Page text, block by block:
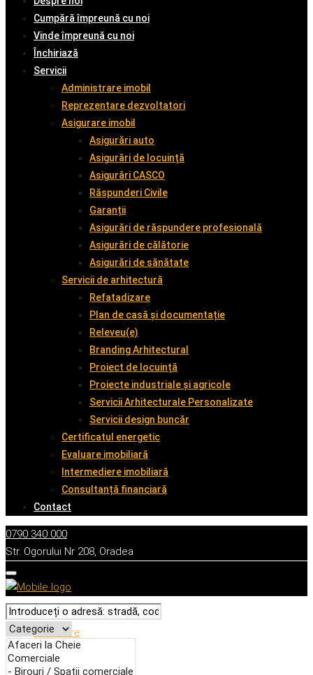
Cumpără împreună cu noi
Vinde împreună cu noi
Închiriază
Servicii
Administrare imobil
Reprezentare dezvoltatori
Asigurare imobil
Asigurări auto
Asigurări de locuință
Asigurări CASCO
Răspunderi Civile
Garanții
Asigurări de răspundere profesională
Asigurări de călătorie
Asigurări de sănătate
Servicii de arhitectură
Refatadizare
Plan de casă și documentație
Releveu(e)
Branding Arhitectural
Proiect de locuință
Proiecte industriale și agricole
Servicii Arhitecturale Personalizate
Servicii design buncăr
Certificatul energetic
Evaluare imobiliară
Intermediere imobiliară
Consultanță financiară
Contact
0790 340 000
Str. Ogorului Nr 208, Oradea
Descriere
Caracteristici
Adresă